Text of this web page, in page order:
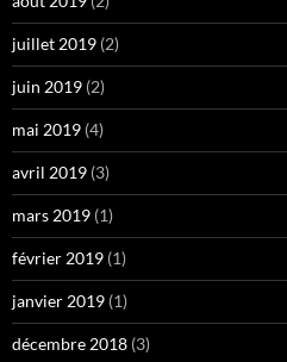
juillet 2019 (2)
juin 2019 (2)
mai 2019 (4)
avril 2019 (3)
mars 2019 (1)
février 2019 (1)
janvier 2019 (1)
décembre 2018 (3)